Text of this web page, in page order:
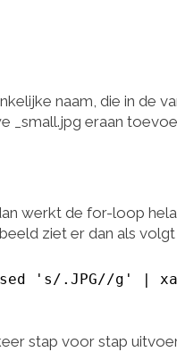
naam, die in de
_small.jpg eraan
werkt de for-loop
ziet er dan als volgt
's/.JPG//g' |
stap voor stap